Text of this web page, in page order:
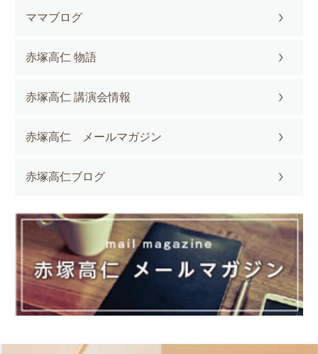
ママブログ
赤塚高仁 物語
赤塚高仁 講演会情報
赤塚高仁 メールマガジン
赤塚高仁ブログ